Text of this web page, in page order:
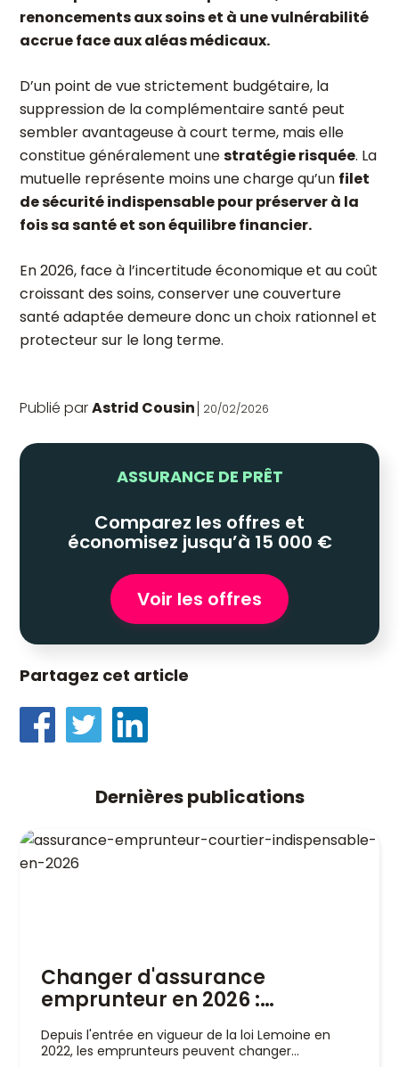
renoncements aux soins et à une vulnérabilité
accrue face aux aléas médicaux.
D’un point de vue strictement budgétaire, la
suppression de la complémentaire santé peut
sembler avantageuse à court terme, mais elle
constitue généralement unestratégie risquée. La
mutuelle représente moins une charge qu’un filet
de sécurité indispensable pour préserver à la
fois sa santé et son équilibre financier.
En 2026, face à l’incertitude économique et au coût
croissant des soins, conserver une couverture
santé adaptée demeure donc un choix rationnel et
protecteur sur le long terme.
Publié parAstrid Cousin 20/02/2026
ASSURANCE DE PRÊT
Comparez les offres et
économisez jusqu’à 15 000 €
Voir les offres
Partagez cet article
Dernières publications
Changer d'assurance
emprunteur en 2026 :
pourquoi un courtier est
indispensable
Depuis l'entrée en vigueur de la loi Lemoine en
2022, les emprunteurs peuvent changer